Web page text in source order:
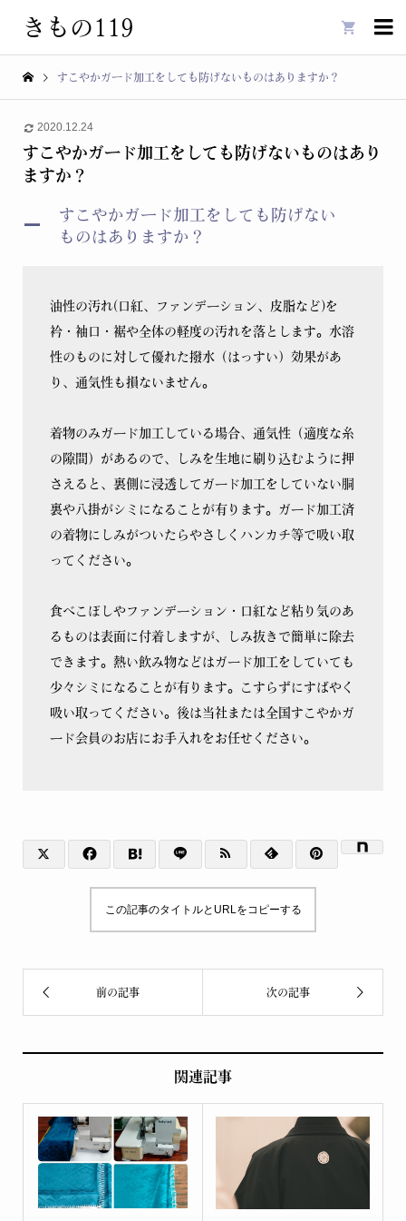
きもの119 
すこやかガード加工をしても防げないものはありますか？
2020.12.24
すこやかガード加工をしても防げないものはあり
ますか？
A
すこやかガード加工をしても防げない
ものはありますか？
油性の汚れ(口紅、ファンデーション、皮脂など)を
衿・袖口・裾や全体の軽度の汚れを落とします。水溶
性のものに対して優れた撥水（はっすい）効果があ
り、通気性も損ないません。
着物のみガード加工している場合、通気性（適度な糸
の隙間）があるので、しみを生地に刷り込むように押
さえると、裏側に浸透してガード加工をしていない胴
裏や八掛がシミになることが有ります。ガード加工済
の着物にしみがついたらやさしくハンカチ等で吸い取
ってください。
食べこぼしやファンデーション・口紅など粘り気のあ
るものは表面に付着しますが、しみ抜きで簡単に除去
できます。熱い飲み物などはガード加工をしていても
少々シミになることが有ります。こすらずにすばやく
吸い取ってください。後は当社または全国すこやかガ
ード会員のお店にお手入れをお任せください。
この記事のタイトルとURLをコピーする
関連記事